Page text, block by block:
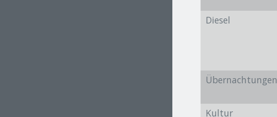
Diesel
Übernachtungen
Kultur